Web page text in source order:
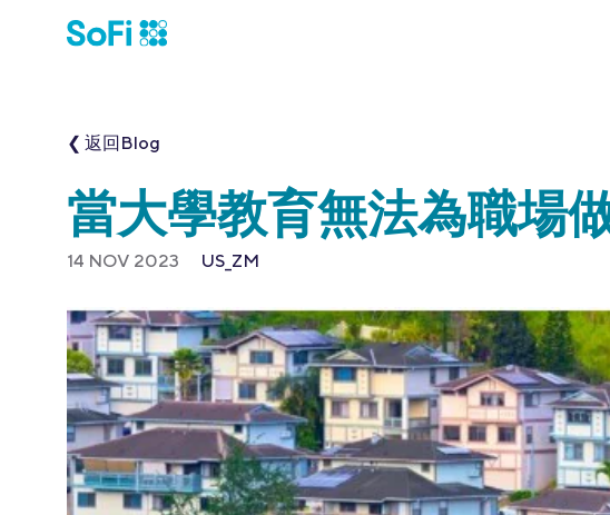
❮ 返回Blog
當大學教育無法為職場
14 NOV 2023 US_ZM